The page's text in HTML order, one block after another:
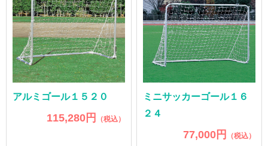
アルミゴール１５２０
115,280円 （税込）
ミニサッカーゴール１６
２４
77,000円 （税込）